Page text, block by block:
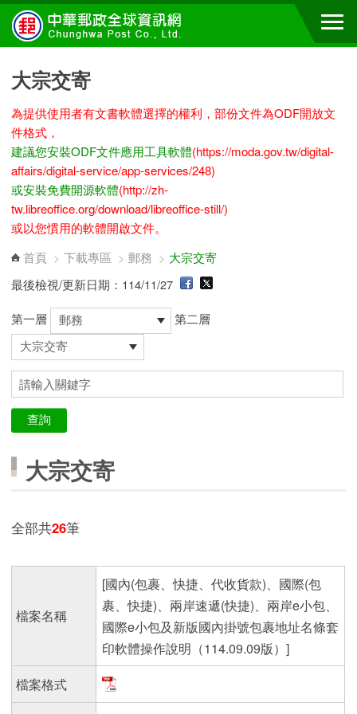
跳到主要內容區塊
大宗交寄
為提供使用者有文書軟體選擇的權利，部份文件為ODF開放文
件格式，
建議您安裝ODF文件應用工具軟體(https://moda.gov.tw/digital-
affairs/digital-service/app-services/248)
或安裝免費開源軟體(http://zh-
tw.libreoffice.org/download/libreoffice-still/)
或以您慣用的軟體開啟文件。
首頁 >下載專區 >郵務 > 大宗交寄
最後檢視/更新日期：114/11/27
第一層 第二層
大宗交寄
全部共26筆
檔案名稱
[國內(包裹、快捷、代收貨款)、國際(包
裹、快捷)、兩岸速遞(快捷)、兩岸e小包、
國際e小包及新版國內掛號包裹地址名條套
印軟體操作說明（114.09.09版）]
檔案格式